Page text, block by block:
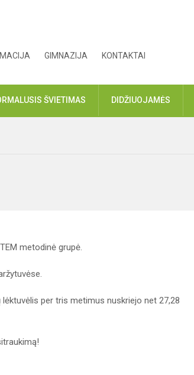
GIMNAZIJA KONTAKTAI
ŠVIETIMAS DIDŽIUOJAMĖS
metodinė grupė.
per tris metimus nuskriejo net 27,28